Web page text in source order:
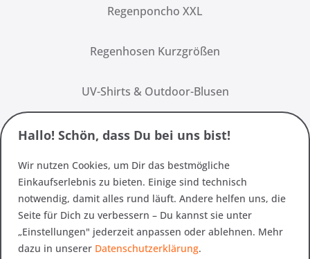
Regenponcho XXL
Regenhosen Kurzgrößen
UV-Shirts & Outdoor-Blusen
Hallo! Schön, dass Du bei uns bist!
Wir nutzen Cookies, um Dir das bestmögliche
Einkaufserlebnis zu bieten. Einige sind technisch
notwendig, damit alles rund läuft. Andere helfen uns, die
Seite für Dich zu verbessern – Du kannst sie unter
„Einstellungen" jederzeit anpassen oder ablehnen. Mehr
dazu in unserer Datenschutzerklärung.